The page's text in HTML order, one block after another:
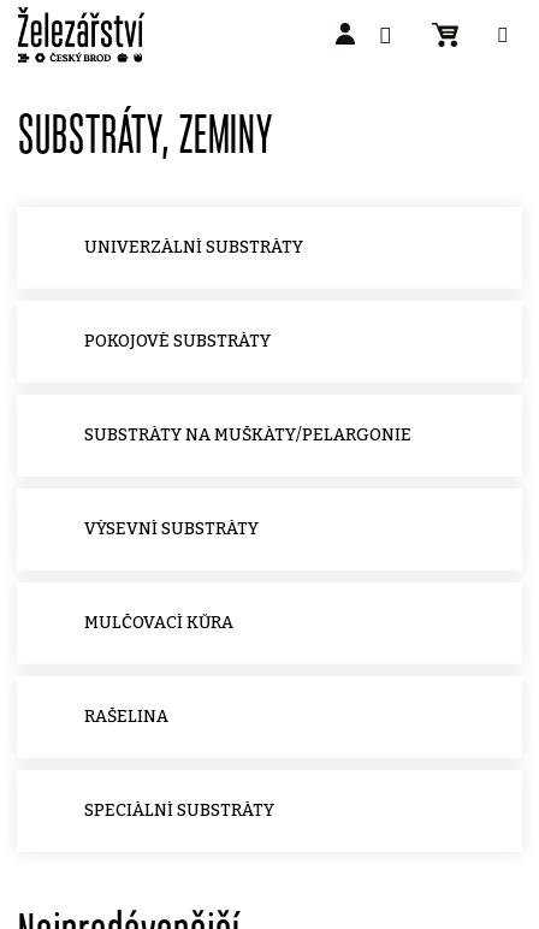
obsahSUBSTRÁTY, ZEMINY
UNIVERZÁLNÍ SUBSTRÁTY
POKOJOVÉ SUBSTRÁTY
SUBSTRÁTY NA MUŠKÁTY/PELARGONIE
VÝSEVNÍ SUBSTRÁTY
MULČOVACÍ KŮRA
RAŠELINA
SPECIÁLNÍ SUBSTRÁTY